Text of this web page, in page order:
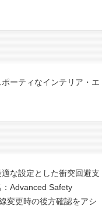
ーティなインテリア・エ
な設定とした衝突回避支
Advanced Safety
変更時の後方確認をアシ